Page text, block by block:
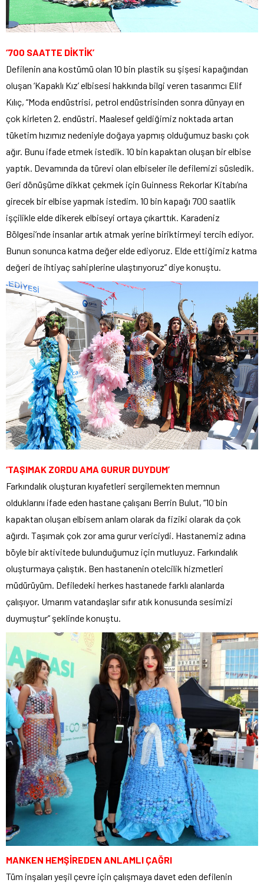
‘700 SAATTE DİKTİK’
Defilenin ana kostümü olan 10 bin plastik su şişesi kapağından
oluşan ‘Kapaklı Kız’ elbisesi hakkında bilgi veren tasarımcı Elif
Kılıç, “Moda endüstrisi, petrol endüstrisinden sonra dünyayı en
çok kirleten 2. endüstri. Maalesef geldiğimiz noktada artan
tüketim hızımız nedeniyle doğaya yapmış olduğumuz baskı çok
ağır. Bunu ifade etmek istedik. 10 bin kapaktan oluşan bir elbise
yaptık. Devamında da türevi olan elbiseler ile defilemizi süsledik.
Geri dönüşüme dikkat çekmek için Guinness Rekorlar Kitabı’na
girecek bir elbise yapmak istedim. 10 bin kapağı 700 saatlik
işçilikle elde dikerek elbiseyi ortaya çıkarttık. Karadeniz
Bölgesi’nde insanlar artık atmak yerine biriktirmeyi tercih ediyor.
Bunun sonunca katma değer elde ediyoruz. Elde ettiğimiz katma
değeri de ihtiyaç sahiplerine ulaştırıyoruz” diye konuştu.
‘TAŞIMAK ZORDU AMA GURUR DUYDUM’
Farkındalık oluşturan kıyafetleri sergilemekten memnun
olduklarını ifade eden hastane çalışanı Berrin Bulut, “10 bin
kapaktan oluşan elbisem anlam olarak da fiziki olarak da çok
ağırdı. Taşımak çok zor ama gurur vericiydi. Hastanemiz adına
böyle bir aktivitede bulunduğumuz için mutluyuz. Farkındalık
oluşturmaya çalıştık. Ben hastanenin otelcilik hizmetleri
müdürüyüm. Defiledeki herkes hastanede farklı alanlarda
çalışıyor. Umarım vatandaşlar sıfır atık konusunda sesimizi
duymuştur” şeklinde konuştu.
MANKEN HEMŞİREDEN ANLAMLI ÇAĞRI
Tüm inşaları yeşil çevre için çalışmaya davet eden defilenin